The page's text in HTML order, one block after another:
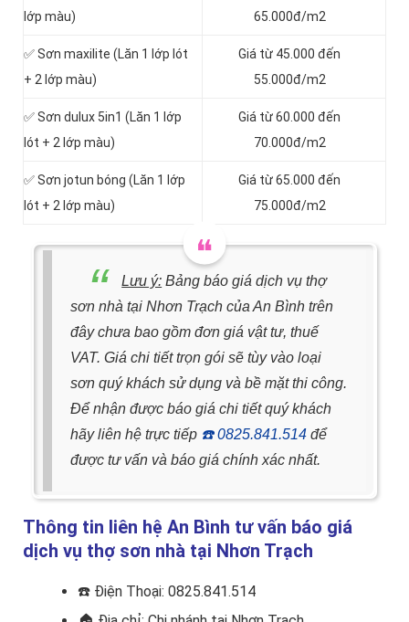
lớp màu)
65.000đ/m2
✅ Sơn maxilite (Lăn 1 lớp lót
+ 2 lớp màu)
Giá từ 45.000 đến
55.000đ/m2
✅ Sơn dulux 5in1 (Lăn 1 lớp
lót + 2 lớp màu)
Giá từ 60.000 đến
70.000đ/m2
✅ Sơn jotun bóng (Lăn 1 lớp
lót + 2 lớp màu)
Giá từ 65.000 đến
75.000đ/m2
Lưu ý: Bảng báo giá dịch vụ thợ
sơn nhà tại Nhơn Trạch của An Bình trên
đây chưa bao gồm đơn giá vật tư, thuế
VAT. Giá chi tiết trọn gói sẽ tùy vào loại
sơn quý khách sử dụng và bề mặt thi công.
Để nhận được báo giá chi tiết quý khách
hãy liên hệ trực tiếp ☎️ 0825.841.514 để
được tư vấn và báo giá chính xác nhất.
Thông tin liên hệ An Bình tư vấn báo giá
dịch vụ thợ sơn nhà tại Nhơn Trạch
☎️ Điện Thoại: 0825.841.514